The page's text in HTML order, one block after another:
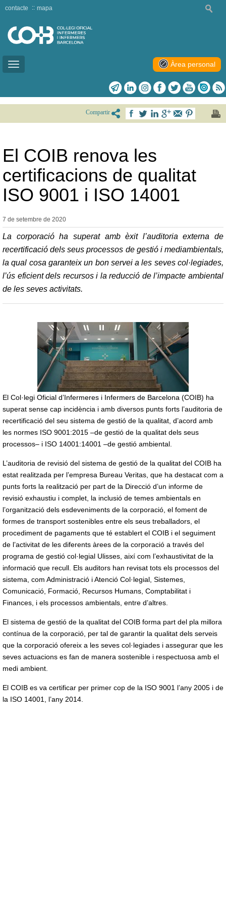
Toggle
contacte mapa
Àrea personal
Compartir
El COIB renova les
certificacions de qualitat
ISO 9001 i ISO 14001
7 de setembre de 2020
La corporació ha superat amb èxit l’auditoria externa de
recertificació dels seus processos de gestió i mediambientals,
la qual cosa garanteix un bon servei a les seves col·legiades,
l’ús eficient dels recursos i la reducció de l’impacte ambiental
de les seves activitats.
El Col·legi Oficial d’Infermeres i Infermers de Barcelona (COIB) ha
superat sense cap incidència i amb diversos punts forts l’auditoria de
recertificació del seu sistema de gestió de la qualitat, d’acord amb
les normes ISO 9001:2015 –de gestió de la qualitat dels seus
processos– i ISO 14001:14001 –de gestió ambiental.
L’auditoria de revisió del sistema de gestió de la qualitat del COIB ha
estat realitzada per l’empresa Bureau Veritas, que ha destacat com a
punts forts la realització per part de la Direcció d’un informe de
revisió exhaustiu i complet, la inclusió de temes ambientals en
l’organització dels esdeveniments de la corporació, el foment de
formes de transport sostenibles entre els seus treballadors, el
procediment de pagaments que té establert el COIB i el seguiment
de l’activitat de les diferents àrees de la corporació a través del
programa de gestió col·legial Ulisses, així com l’exhaustivitat de la
informació que recull. Els auditors han revisat tots els processos del
sistema, com Administració i Atenció Col·legial, Sistemes,
Comunicació, Formació, Recursos Humans, Comptabilitat i
Finances, i els processos ambientals, entre d’altres.
El sistema de gestió de la qualitat del COIB forma part del pla millora
contínua de la corporació, per tal de garantir la qualitat dels serveis
que la corporació ofereix a les seves col·legiades i assegurar que les
seves actuacions es fan de manera sostenible i respectuosa amb el
medi ambient.
El COIB es va certificar per primer cop de la ISO 9001 l’any 2005 i de
la ISO 14001, l’any 2014.